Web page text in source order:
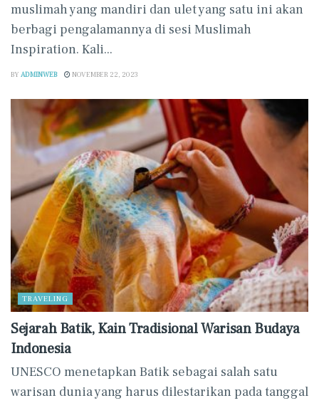
muslimah yang mandiri dan ulet yang satu ini akan
berbagi pengalamannya di sesi Muslimah
Inspiration. Kali...
BY ADMINWEB NOVEMBER 22, 2023
TRAVELING
Sejarah Batik, Kain Tradisional Warisan Budaya
Indonesia
UNESCO menetapkan Batik sebagai salah satu
warisan dunia yang harus dilestarikan pada tanggal